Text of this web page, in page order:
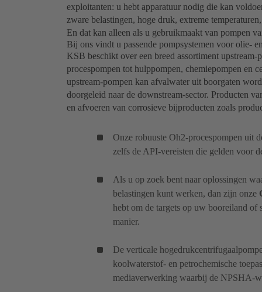
exploitanten: u hebt apparatuur nodig die kan
zware belastingen, hoge druk, extreme
En dat kan alleen als u gebruikmaakt van pompen
Bij ons vindt u passende pompsystemen voor olie-
KSB beschikt over een breed assortiment
procespompen tot hulppompen, chemiepompen en
upstream-pompen kan afvalwater uit boorgaten
doorgeleid naar de downstream-sector. Producten
en afvoeren van corrosieve bijproducten zoals
Onze robuuste Oh2-procespompen uit
zelfs de API-vereisten die gelden voor
Als u op zoek bent naar oplossingen
belastingen kunt werken, dan zijn onze
hebt om de targets op uw booreiland of
manier.
De verticale
koolwaterstof- en petrochemische
mediaverwerking waarbij de NPSHA-